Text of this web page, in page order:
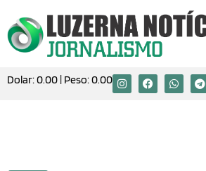
Dolar:0.00 | Peso:0.00